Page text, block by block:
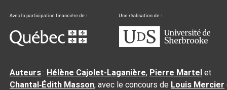
Auteurs : Hélène Cajolet-Laganière, Pierre Martel et
Chantal‑Édith Masson, avec le concours de Louis Mercier